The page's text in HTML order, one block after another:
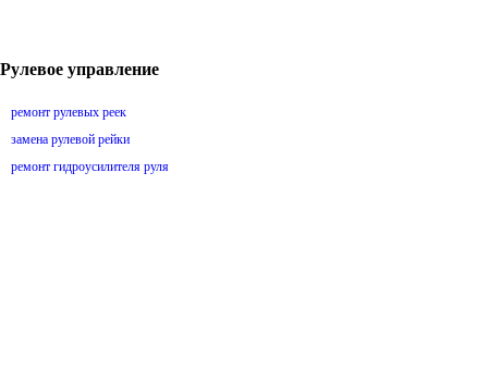
Рулевое управление
ремонт рулевых реек
замена рулевой рейки
ремонт гидроусилителя руля